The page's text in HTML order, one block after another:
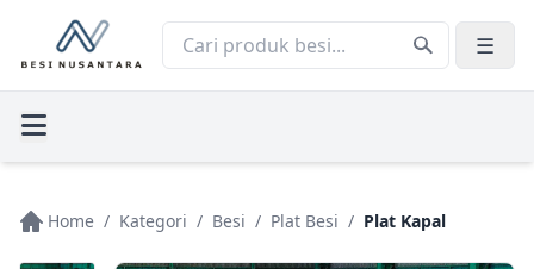
☰
Home / Kategori / Besi / Plat Besi / Plat Kapal